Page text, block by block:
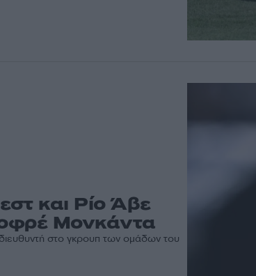
και Ρίο Άβε
Μονκάντα
στο γκρουπ των ομάδων του